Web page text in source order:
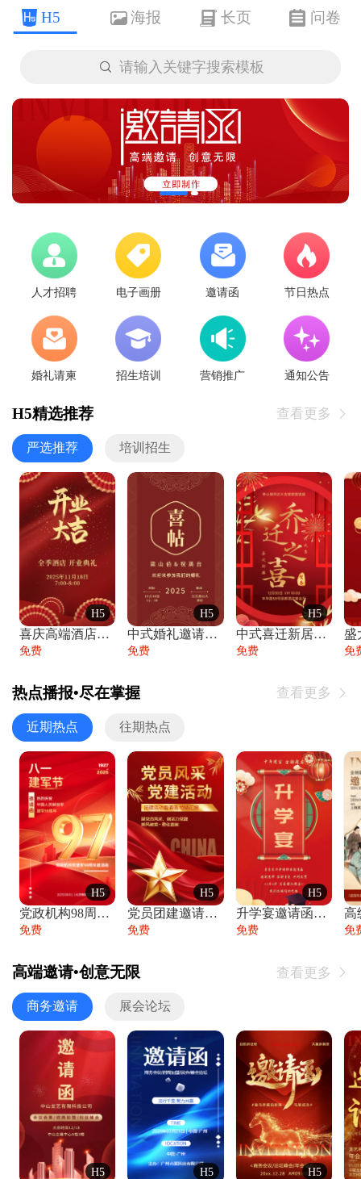
H5 海报 长页 问卷
 请输入关键字搜索模板
人才招聘 电子画册 邀请函 节日热点
婚礼请柬 招生培训 营销推广 通知公告
H5精选推荐 查看更多 
严选推荐 培训招生
H5
喜庆高端酒店开业大吉邀请函
免费
H5
中式婚礼邀请函中国风传统复古婚礼请柬请帖
免费
H5
中式喜迁新居乔迁之喜邀请函宴会请帖
免费 免
热点播报•尽在掌握 查看更多 
近期热点 往期热点
H5
党政机构98周年八一建军节庆祝晚会活动邀
免费
H5
党员团建邀请函党建活动风采党会工作汇报总
免费
H5
升学宴邀请函喜报金榜题名高端谢师宴邀请函
免费 免
高端邀请•创意无限 查看更多 
商务邀请 展会论坛
H5 H5 H5